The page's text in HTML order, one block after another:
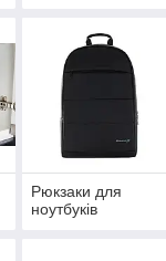
Рюкзаки для
ноутбуків